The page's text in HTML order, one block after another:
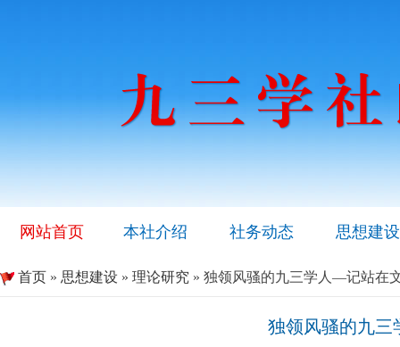
网站首页 本社介绍 社务动态 思想建设
首页 » 思想建设 » 理论研究 » 独领风骚的九三学人—记站在
独领风骚的九